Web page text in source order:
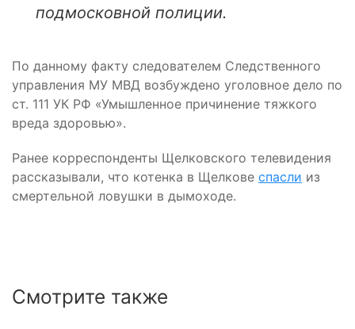
подмосковной полиции.
По данному факту следователем Следственного
управления МУ МВД возбуждено уголовное дело по
ст. 111 УК РФ «Умышленное причинение тяжкого
вреда здоровью».
Ранее корреспонденты Щелковского телевидения
рассказывали, что котенка в Щелкове спасли из
смертельной ловушки в дымоходе.
Смотрите также